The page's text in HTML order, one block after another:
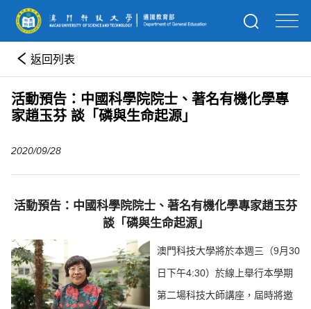
返回列表
活動預告：中國科學院院士、著名有機化學專
家趙玉芬 談「磷與生命起源」
2020/09/28
活動預告：中國科學院院士、著名有機化學專家趙玉芬
談「磷與生命起源」
澳門科技大學將於本週三（9月30
日下午4:30）於線上舉行本學期
第二場科技大師講座，屆時將邀